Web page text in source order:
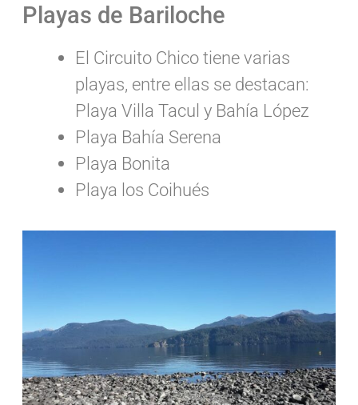
Playas de Bariloche
El Circuito Chico tiene varias
playas, entre ellas se destacan:
Playa Villa Tacul y Bahía López
Playa Bahía Serena
Playa Bonita
Playa los Coihués